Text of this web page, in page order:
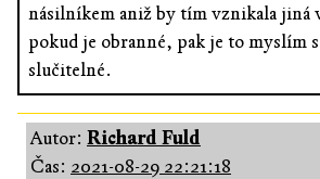
násilníkem aniž by tím vznikala jiná
pokud je obranné, pak je to myslím
slučitelné.
Autor: Richard Fuld
Čas: 2021-08-29 22:21:18